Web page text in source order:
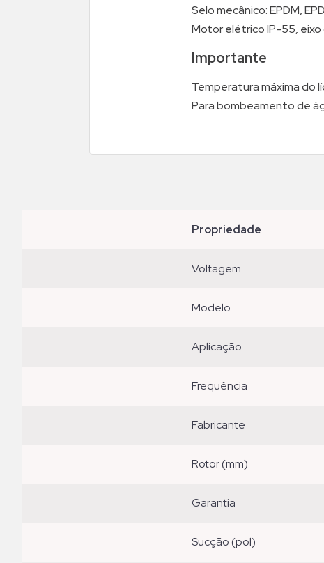
Selo mecânico: EPDM,
Motor elétrico IP-55, eixo
Importante
Temperatura máxima do
Para bombeamento de
propriedade
voltagem
modelo
aplicação
frequência
fabricante
rotor (mm)
garantia
sucção (pol)